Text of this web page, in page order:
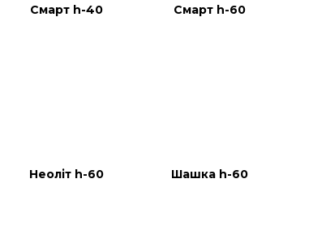
Смарт h-40 Смарт h-60
Неоліт h-60 Шашка h-60